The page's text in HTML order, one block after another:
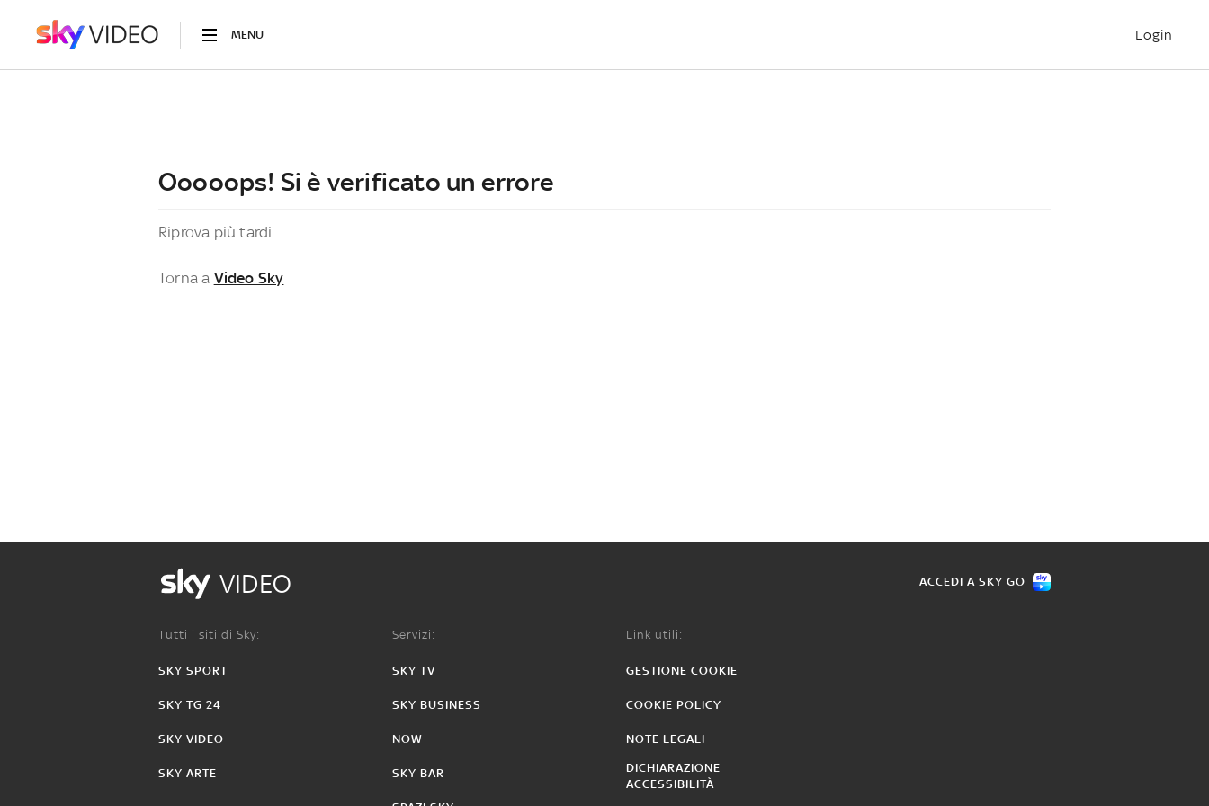
MENU Login
Ooooops! Si è verificato un errore
Riprova più tardi
Torna a Video Sky
VIDEO ACCEDI A SKY GO
Tutti i siti di Sky:
SKY SPORT
SKY TG 24
SKY VIDEO
SKY ARTE
Servizi:
SKY TV
SKY BUSINESS
NOW
SKY BAR
Link utili:
GESTIONE COOKIE
COOKIE POLICY
NOTE LEGALI
DICHIARAZIONE
ACCESSIBILITÀ